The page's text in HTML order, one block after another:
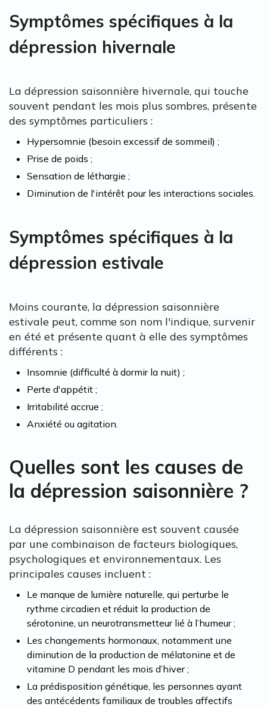
Symptômes spécifiques à la
dépression hivernale
La dépression saisonnière hivernale, qui touche
souvent pendant les mois plus sombres, présente
des symptômes particuliers :
Hypersomnie (besoin excessif de sommeil) ;
Prise de poids ;
Sensation de léthargie ;
Diminution de l'intérêt pour les interactions sociales.
Symptômes spécifiques à la
dépression estivale
Moins courante, la dépression saisonnière
estivale peut, comme son nom l'indique, survenir
en été et présente quant à elle des symptômes
différents :
Insomnie (difficulté à dormir la nuit) ;
Perte d'appétit ;
Irritabilité accrue ;
Anxiété ou agitation.
Quelles sont les causes de
la dépression saisonnière ?
La dépression saisonnière est souvent causée
par une combinaison de facteurs biologiques,
psychologiques et environnementaux. Les
principales causes incluent :
Le manque de lumière naturelle, qui perturbe le
rythme circadien et réduit la production de
sérotonine, un neurotransmetteur lié à l’humeur ;
Les changements hormonaux, notamment une
diminution de la production de mélatonine et de
vitamine D pendant les mois d’hiver ;
La prédisposition génétique, les personnes ayant
des antécédents familiaux de troubles affectifs